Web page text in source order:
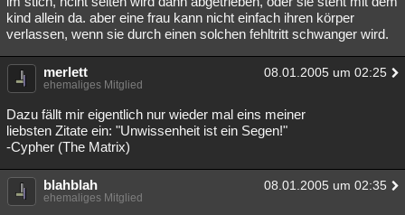
kind allein da. aber eine frau kann nicht einfach ihren körper
verlassen, wenn sie durch einen solchen fehltritt schwanger wird.
merlett 08.01.2005 um 02:25
ehemaliges Mitglied
Dazu fällt mir eigentlich nur wieder mal eins meiner
liebsten Zitate ein: "Unwissenheit ist ein Segen!"
-Cypher (The Matrix)
blahblah 08.01.2005 um 02:35
ehemaliges Mitglied